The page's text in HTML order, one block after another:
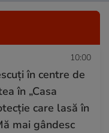
10:00
în centre de
în „Casa
care lasă în
mai gândesc